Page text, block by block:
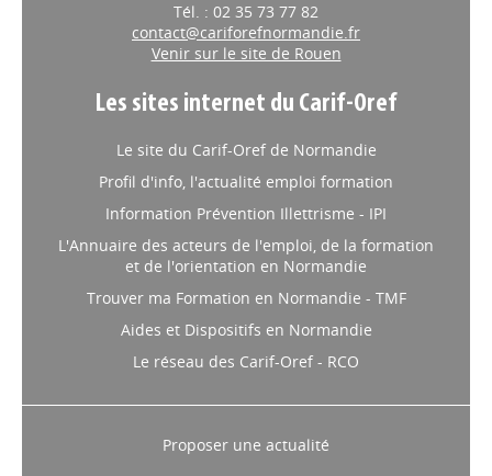
Tél. : 02 35 73 77 82
contact@cariforefnormandie.fr
Venir sur le site de Rouen
Les sites internet du Carif-Oref
Le site du Carif-Oref de Normandie
Profil d'info, l'actualité emploi formation
Information Prévention Illettrisme - IPI
L'Annuaire des acteurs de l'emploi, de la formation
et de l'orientation en Normandie
Trouver ma Formation en Normandie - TMF
Aides et Dispositifs en Normandie
Le réseau des Carif-Oref - RCO
Proposer une actualité